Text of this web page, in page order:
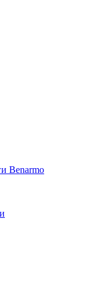
Benarmo